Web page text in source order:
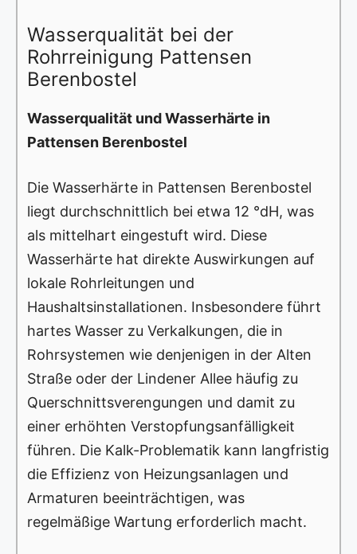
Wasserqualität bei der
Rohrreinigung Pattensen
Berenbostel
Wasserqualität und Wasserhärte in
Pattensen Berenbostel
Die Wasserhärte in Pattensen Berenbostel
liegt durchschnittlich bei etwa 12 °dH, was
als mittelhart eingestuft wird. Diese
Wasserhärte hat direkte Auswirkungen auf
lokale Rohrleitungen und
Haushaltsinstallationen. Insbesondere führt
hartes Wasser zu Verkalkungen, die in
Rohrsystemen wie denjenigen in der Alten
Straße oder der Lindener Allee häufig zu
Querschnittsverengungen und damit zu
einer erhöhten Verstopfungsanfälligkeit
führen. Die Kalk-Problematik kann langfristig
die Effizienz von Heizungsanlagen und
Armaturen beeinträchtigen, was
regelmäßige Wartung erforderlich macht.